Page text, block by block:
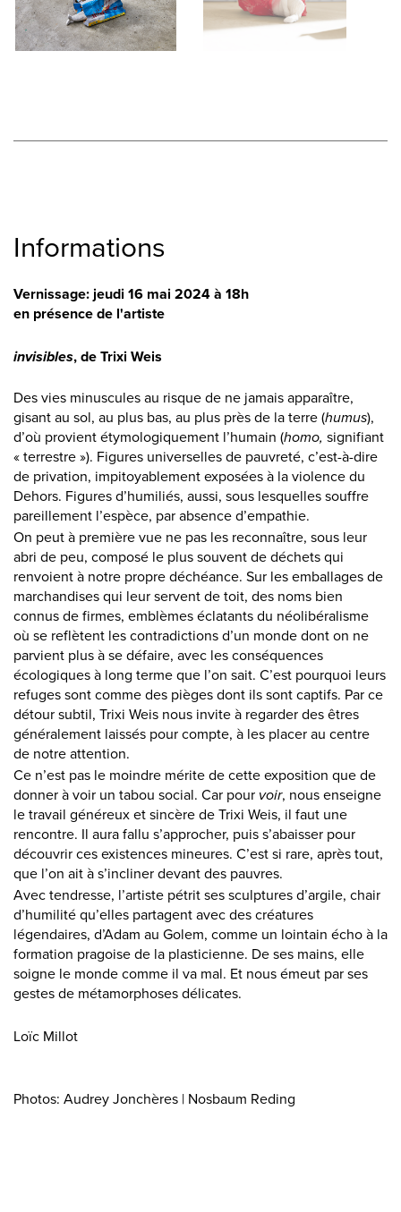
Informations
Vernissage: jeudi 16 mai 2024 à 18h
en présence de l'artiste
invisibles, de Trixi Weis
Des vies minuscules au risque de ne jamais apparaître,
gisant au sol, au plus bas, au plus près de la terre (humus),
d’où provient étymologiquement l’humain (homo, signifiant
« terrestre »). Figures universelles de pauvreté, c’est-à-dire
de privation, impitoyablement exposées à la violence du
Dehors. Figures d’humiliés, aussi, sous lesquelles souffre
pareillement l’espèce, par absence d’empathie.
On peut à première vue ne pas les reconnaître, sous leur
abri de peu, composé le plus souvent de déchets qui
renvoient à notre propre déchéance. Sur les emballages de
marchandises qui leur servent de toit, des noms bien
connus de firmes, emblèmes éclatants du néolibéralisme
où se reflètent les contradictions d’un monde dont on ne
parvient plus à se défaire, avec les conséquences
écologiques à long terme que l’on sait. C’est pourquoi leurs
refuges sont comme des pièges dont ils sont captifs. Par ce
détour subtil, Trixi Weis nous invite à regarder des êtres
généralement laissés pour compte, à les placer au centre
de notre attention.
Ce n’est pas le moindre mérite de cette exposition que de
donner à voir un tabou social. Car pour voir, nous enseigne
le travail généreux et sincère de Trixi Weis, il faut une
rencontre. Il aura fallu s’approcher, puis s’abaisser pour
découvrir ces existences mineures. C’est si rare, après tout,
que l’on ait à s’incliner devant des pauvres.
Avec tendresse, l’artiste pétrit ses sculptures d’argile, chair
d’humilité qu’elles partagent avec des créatures
légendaires, d’Adam au Golem, comme un lointain écho à la
formation pragoise de la plasticienne. De ses mains, elle
soigne le monde comme il va mal. Et nous émeut par ses
gestes de métamorphoses délicates.
Loïc Millot
Photos: Audrey Jonchères | Nosbaum Reding